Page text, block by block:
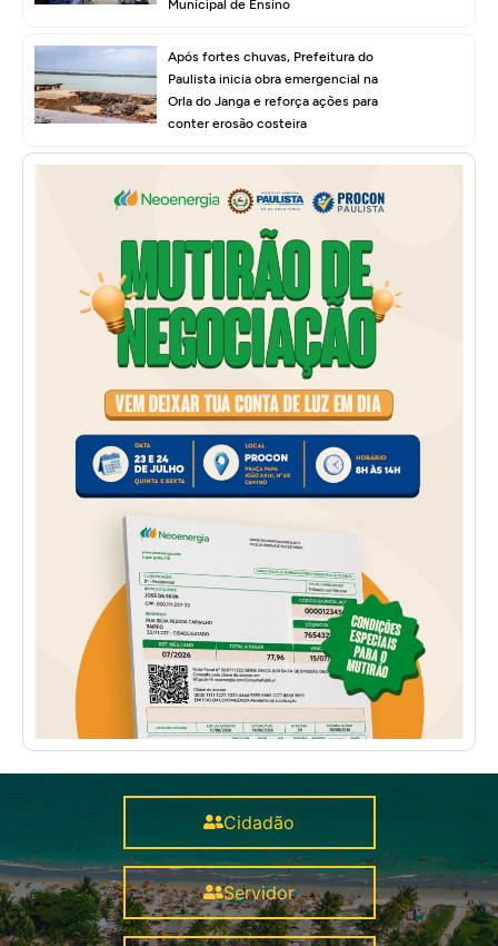
Municipal de Ensino
Após fortes chuvas, Prefeitura do
Paulista inicia obra emergencial na
Orla do Janga e reforça ações para
conter erosão costeira
Cidadão
Servidor